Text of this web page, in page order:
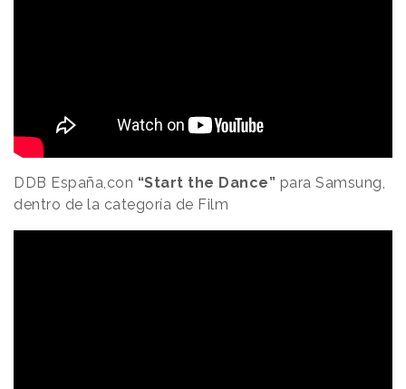
DDB España,con “Start the Dance” para Samsung,
dentro de la categoría de Film